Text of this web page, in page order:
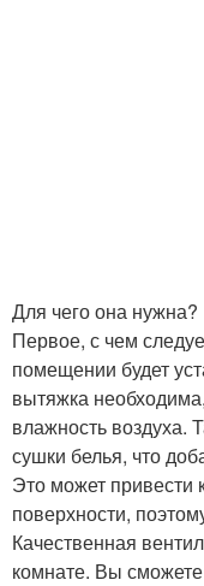
Для чего она нужна?
Первое, с чем
помещении будет
вытяжка
влажность воздуха.
сушки белья, что
Это может привести
поверхности,
Качественная
комнате. Вы